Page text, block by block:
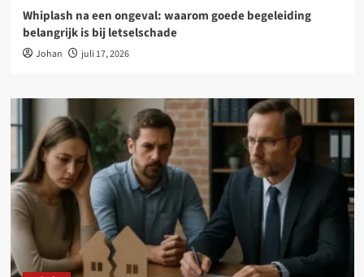
Whiplash na een ongeval: waarom goede begeleiding
belangrijk is bij letselschade
Johan juli 17, 2026